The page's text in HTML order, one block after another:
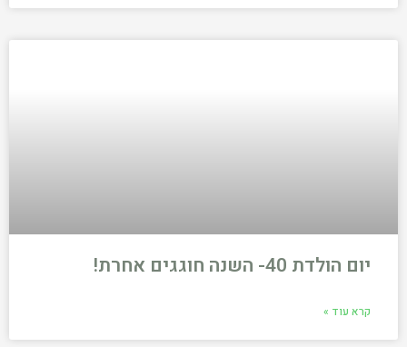
יום הולדת 40- השנה חוגגים אחרת!
קרא עוד »